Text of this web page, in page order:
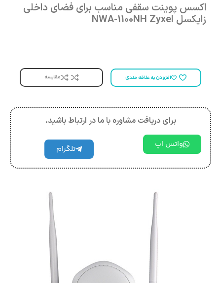
اکسس پوینت سقفی مناسب برای فضای داخلی
زایکسل NWA-1100NH Zyxel
افزودن به علاقه مندی مقایسه
برای دریافت مشاوره با ما در ارتباط باشید.
واتس اپ تلگرام